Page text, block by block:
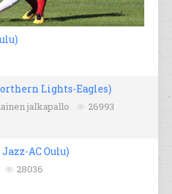
Lights-Eagles)
jalkapallo 26993
Jazz-AC Oulu)
28036